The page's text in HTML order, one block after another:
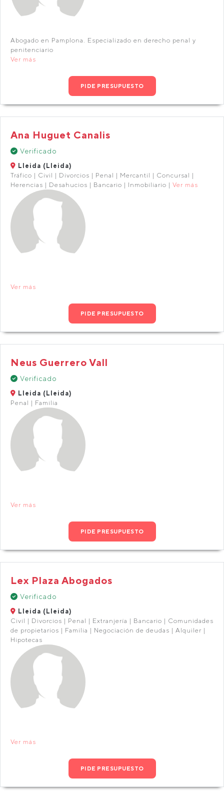
Abogado en Pamplona. Especializado en derecho penal y
penitenciario
Ver más
PIDE PRESUPUESTO
Ana Huguet Canalis
Verificado
Lleida (Lleida)
Tráfico | Civil | Divorcios | Penal | Mercantil | Concursal |
Herencias | Desahucios | Bancario | Inmobiliario | Ver más
Ver más
PIDE PRESUPUESTO
Neus Guerrero Vall
Verificado
Lleida (Lleida)
Penal | Familia
Ver más
PIDE PRESUPUESTO
Lex Plaza Abogados
Verificado
Lleida (Lleida)
Civil | Divorcios | Penal | Extranjería | Bancario | Comunidades
de propietarios | Familia | Negociación de deudas | Alquiler |
Hipotecas
Ver más
PIDE PRESUPUESTO